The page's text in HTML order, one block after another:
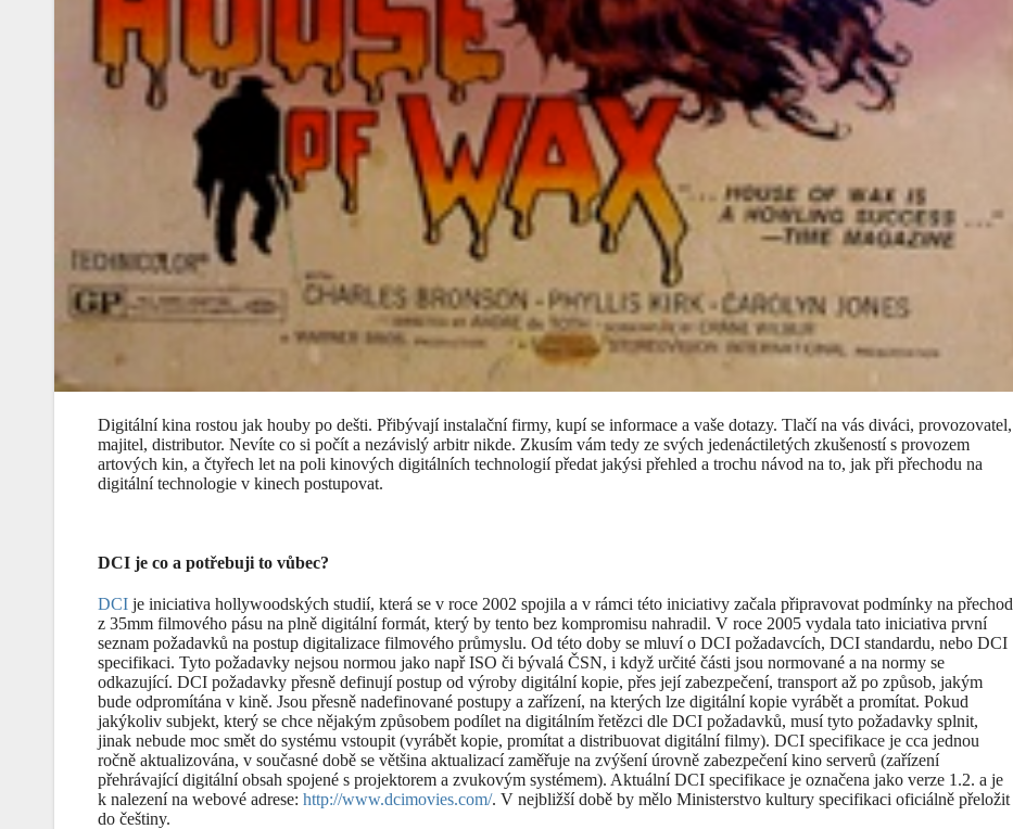
Digitální kina rostou jak houby po dešti. Přibývají instalační firmy, kupí se informace a vaše dotazy. Tlačí na vás diváci, provozovatel,
majitel, distributor. Nevíte co si počít a nezávislý arbitr nikde. Zkusím vám tedy ze svých jedenáctiletých zkušeností s provozem
artových kin, a čtyřech let na poli kinových digitálních technologií předat jakýsi přehled a trochu návod na to, jak při přechodu na
digitální technologie v kinech postupovat.
DCI je co a potřebuji to vůbec?
DCI je iniciativa hollywoodských studií, která se v roce 2002 spojila a v rámci této iniciativy začala připravovat podmínky na přechod
z 35mm filmového pásu na plně digitální formát, který by tento bez kompromisu nahradil. V roce 2005 vydala tato iniciativa první
seznam požadavků na postup digitalizace filmového průmyslu. Od této doby se mluví o DCI požadavcích, DCI standardu, nebo DCI
specifikaci. Tyto požadavky nejsou normou jako např ISO či bývalá ČSN, i když určité části jsou normované a na normy se
odkazující. DCI požadavky přesně definují postup od výroby digitální kopie, přes její zabezpečení, transport až po způsob, jakým
bude odpromítána v kině. Jsou přesně nadefinované postupy a zařízení, na kterých lze digitální kopie vyrábět a promítat. Pokud
jakýkoliv subjekt, který se chce nějakým způsobem podílet na digitálním řetězci dle DCI požadavků, musí tyto požadavky splnit,
jinak nebude moc smět do systému vstoupit (vyrábět kopie, promítat a distribuovat digitální filmy). DCI specifikace je cca jednou
ročně aktualizována, v současné době se většina aktualizací zaměřuje na zvýšení úrovně zabezpečení kino serverů (zařízení
přehrávající digitální obsah spojené s projektorem a zvukovým systémem). Aktuální DCI specifikace je označena jako verze 1.2. a je
k nalezení na webové adrese: http://www.dcimovies.com/. V nejbližší době by mělo Ministerstvo kultury specifikaci oficiálně přeložit
do češtiny.